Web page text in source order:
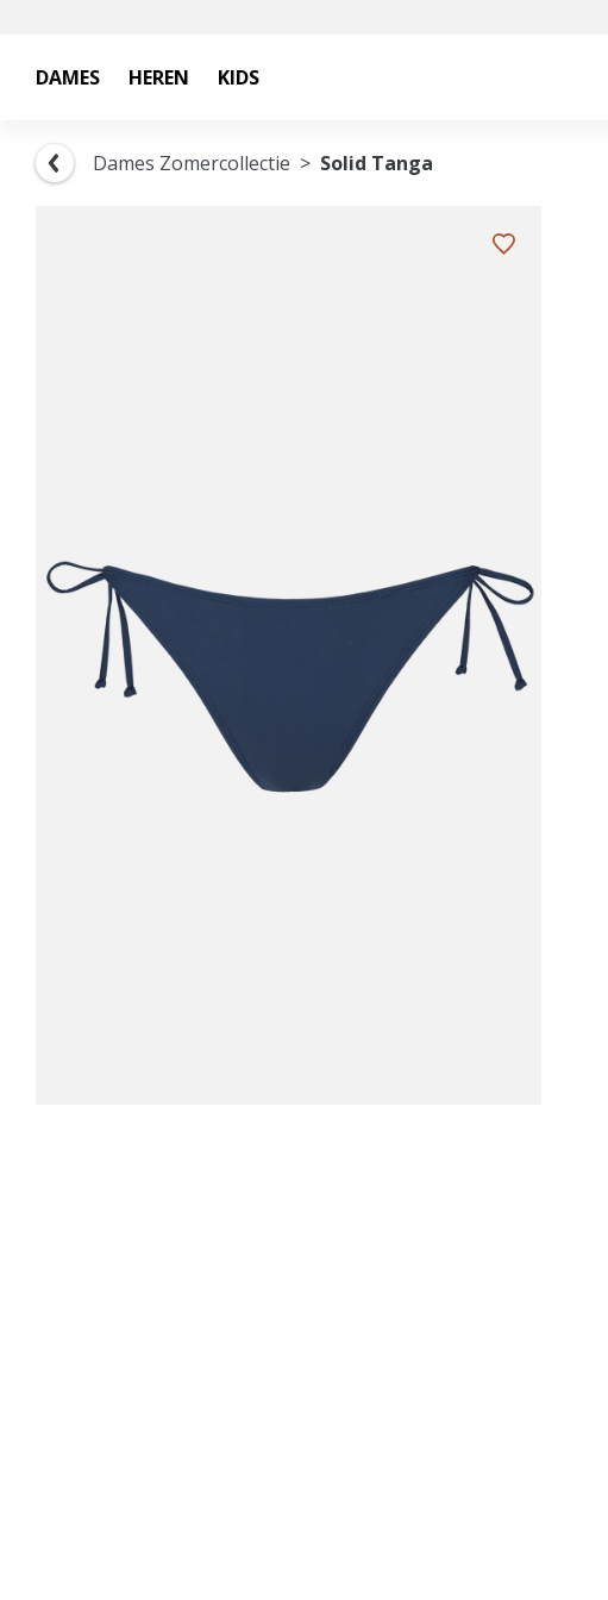
DAMES HEREN KIDS
Dames Zomercollectie Solid Tanga